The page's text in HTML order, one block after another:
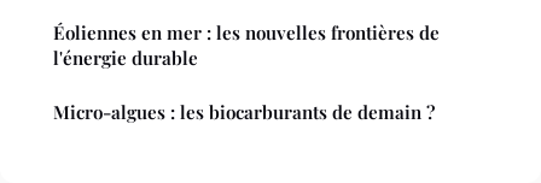
Éoliennes en mer : les nouvelles frontières de
l'énergie durable
Micro-algues : les biocarburants de demain ?